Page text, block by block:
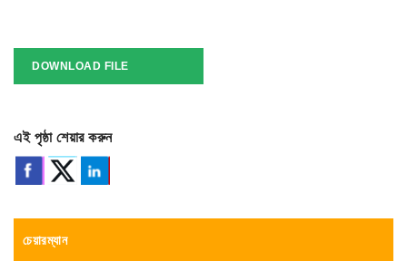
DOWNLOAD FILE
এই পৃষ্ঠা শেয়ার করুন
চেয়ারম্যান